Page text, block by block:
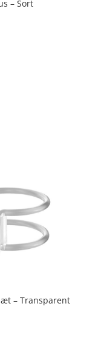
– Sort
– Transparent